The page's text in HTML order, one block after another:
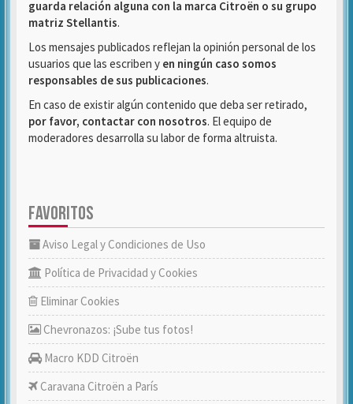
guarda relación alguna con la marca Citroën o su grupo
matriz Stellantis.
Los mensajes publicados reflejan la opinión personal de los
usuarios que las escriben y en ningún caso somos
responsables de sus publicaciones.
En caso de existir algún contenido que deba ser retirado,
por favor, contactar con nosotros. El equipo de
moderadores desarrolla su labor de forma altruista.
FAVORITOS
Aviso Legal y Condiciones de Uso
Política de Privacidad y Cookies
Eliminar Cookies
Chevronazos: ¡Sube tus fotos!
Macro KDD Citroën
Caravana Citroën a París